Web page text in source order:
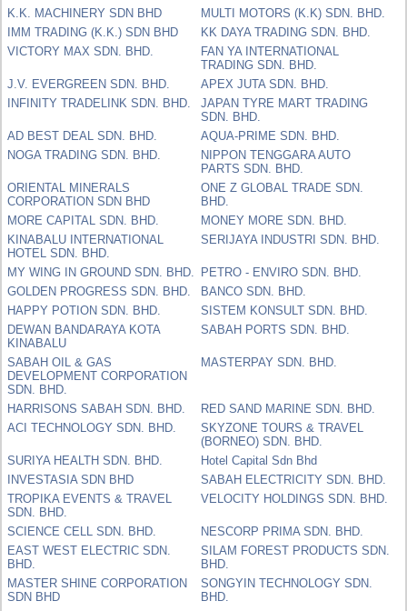
K.K. MACHINERY SDN BHD
MULTI MOTORS (K.K) SDN. BHD.
IMM TRADING (K.K.) SDN BHD
KK DAYA TRADING SDN. BHD.
VICTORY MAX SDN. BHD.
FAN YA INTERNATIONAL
TRADING SDN. BHD.
J.V. EVERGREEN SDN. BHD.
APEX JUTA SDN. BHD.
INFINITY TRADELINK SDN. BHD.
JAPAN TYRE MART TRADING
SDN. BHD.
AD BEST DEAL SDN. BHD.
AQUA-PRIME SDN. BHD.
NOGA TRADING SDN. BHD.
NIPPON TENGGARA AUTO
PARTS SDN. BHD.
ORIENTAL MINERALS
CORPORATION SDN BHD
ONE Z GLOBAL TRADE SDN.
BHD.
MORE CAPITAL SDN. BHD.
MONEY MORE SDN. BHD.
KINABALU INTERNATIONAL
HOTEL SDN. BHD.
SERIJAYA INDUSTRI SDN. BHD.
MY WING IN GROUND SDN. BHD.
PETRO - ENVIRO SDN. BHD.
GOLDEN PROGRESS SDN. BHD.
BANCO SDN. BHD.
HAPPY POTION SDN. BHD.
SISTEM KONSULT SDN. BHD.
DEWAN BANDARAYA KOTA
KINABALU
SABAH PORTS SDN. BHD.
SABAH OIL & GAS
DEVELOPMENT CORPORATION
SDN. BHD.
MASTERPAY SDN. BHD.
HARRISONS SABAH SDN. BHD.
RED SAND MARINE SDN. BHD.
ACI TECHNOLOGY SDN. BHD.
SKYZONE TOURS & TRAVEL
(BORNEO) SDN. BHD.
SURIYA HEALTH SDN. BHD.
Hotel Capital Sdn Bhd
INVESTASIA SDN BHD
SABAH ELECTRICITY SDN. BHD.
TROPIKA EVENTS & TRAVEL
SDN. BHD.
VELOCITY HOLDINGS SDN. BHD.
SCIENCE CELL SDN. BHD.
NESCORP PRIMA SDN. BHD.
EAST WEST ELECTRIC SDN.
BHD.
SILAM FOREST PRODUCTS SDN.
BHD.
MASTER SHINE CORPORATION
SDN BHD
SONGYIN TECHNOLOGY SDN.
BHD.